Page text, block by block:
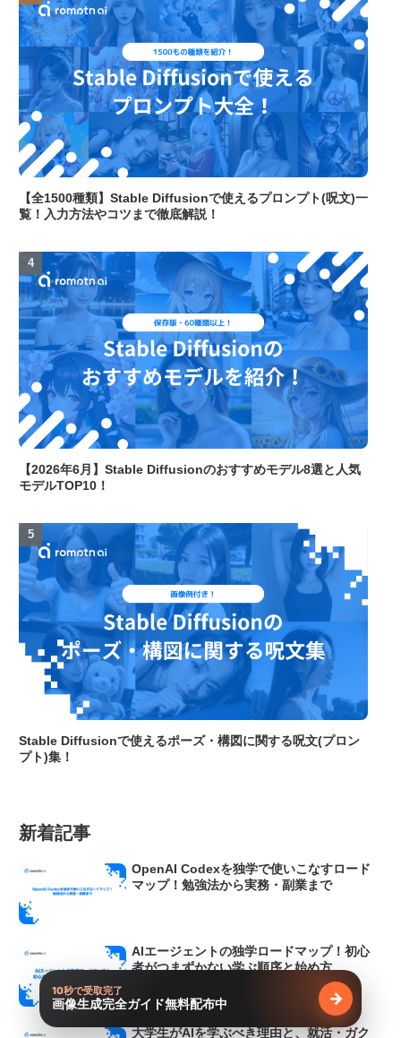
【全1500種類】Stable Diffusionで使えるプロンプト(呪文)一
覧！入力方法やコツまで徹底解説！
【2026年6月】Stable Diffusionのおすすめモデル8選と人気
モデルTOP10！
Stable Diffusionで使えるポーズ・構図に関する呪文(プロン
プト)集！
新着記事
OpenAI Codexを独学で使いこなすロード
マップ！勉強法から実務・副業まで
AIエージェントの独学ロードマップ！初心
者がつまずかない学ぶ順序と始め方
大学生がAIを学ぶべき理由と、就活・ガク
10秒で受取完了
画像生成完全ガイド無料配布中 無料で受け
→